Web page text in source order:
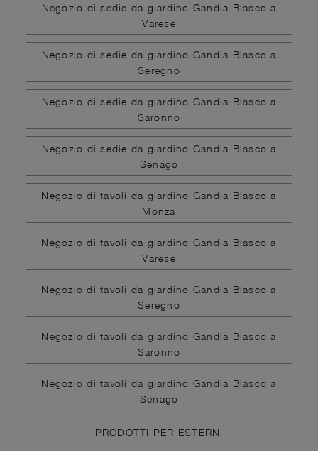
Negozio di sedie da giardino Gandia Blasco a
Varese
Negozio di sedie da giardino Gandia Blasco a
Seregno
Negozio di sedie da giardino Gandia Blasco a
Saronno
Negozio di sedie da giardino Gandia Blasco a
Senago
Negozio di tavoli da giardino Gandia Blasco a
Monza
Negozio di tavoli da giardino Gandia Blasco a
Varese
Negozio di tavoli da giardino Gandia Blasco a
Seregno
Negozio di tavoli da giardino Gandia Blasco a
Saronno
Negozio di tavoli da giardino Gandia Blasco a
Senago
PRODOTTI PER ESTERNI